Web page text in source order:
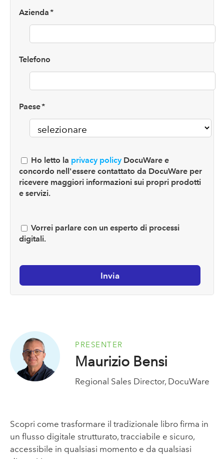
PRESENTER
Maurizio Bensi
Regional Sales Director, DocuWare
Scopri come trasformare il tradizionale libro firma in
un flusso digitale strutturato, tracciabile e sicuro,
accessibile in qualsiasi momento e da qualsiasi
Azienda*
Telefono
Paese*
Ho letto la privacy policy DocuWare e
concordo nell'essere contattato da DocuWare per
ricevere maggiori informazioni sui propri prodotti
e servizi.
Vorrei parlare con un esperto di processi
digitali.